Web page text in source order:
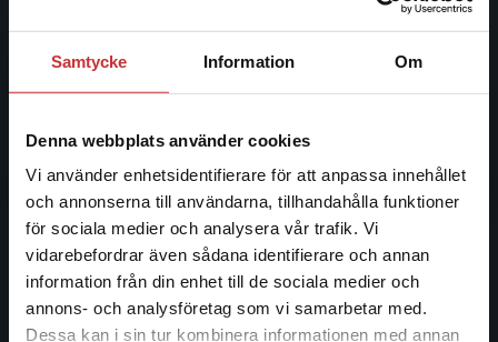
Samtycke Information Om
Denna webbplats använder cookies
Vi använder enhetsidentifierare för att anpassa innehållet
och annonserna till användarna, tillhandahålla funktioner
för sociala medier och analysera vår trafik. Vi
vidarebefordrar även sådana identifierare och annan
information från din enhet till de sociala medier och
annons- och analysföretag som vi samarbetar med.
Dessa kan i sin tur kombinera informationen med annan
Begränsad fraktregion
Studentlitteratur
ledande utbildningsförlag. Med läromedel, kurslitteratur,
informationstjänster i utbudet, finns Studentlitteratur med
längs hela kunskapsresan.
Kontakta oss
Kontakta oss